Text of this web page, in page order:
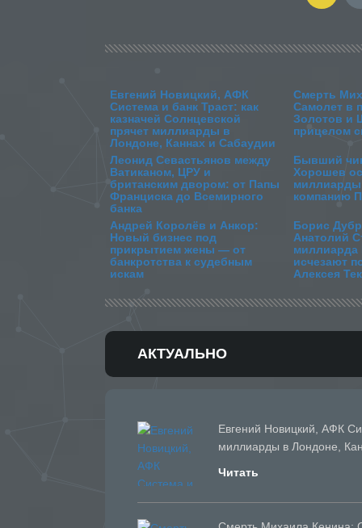
Евгений Новицкий, АФК
Система и банк Траст: как
казначей Солнцевской
прячет миллиарды в
Лондоне, Каннах и Сабаудии
Смерть
Самолет в
Золотов и
прицелом
Леонид Севастьянов между
Ватиканом, ЦРУ и
британским двором: от Папы
Франциска до Всемирного
банка
Бывший
Хорошев
миллиарды
компанию
Андрей Королёв и Анкор:
Новый бизнес под
прикрытием жены — от
банкротства к судебным
искам
Борис
Анатолий
миллиарда
исчезают
Алексея
АКТУАЛЬНО
Евгений Новицкий, АФК
миллиарды в Лондоне,
Читать